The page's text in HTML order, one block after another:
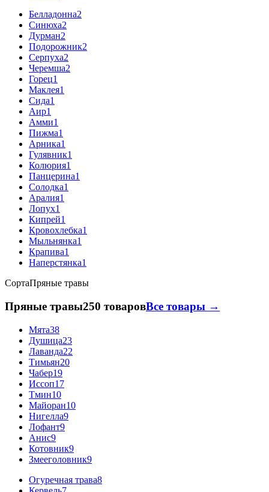
Белладонна2
Синюха2
Дурман2
Подорожник2
Серпуха2
Черемша2
Горец1
Маклея1
Сида1
Аир1
Амми1
Пижма1
Арника1
Гулявник1
Колюрия1
Панцерина1
Солодка1
Аралия1
Лопух1
Кипрей1
Кровохлебка1
Мыльнянка1
Крапива1
Наперстянка1
СортаПряные травы
Пряные травы250 товаровВсе товары →
Мята38
Душица23
Лаванда22
Тимьян20
Чабер19
Иссоп17
Тмин10
Майоран10
Нигелла9
Лофант9
Анис9
Котовник9
Змееголовник9
Огуречная трава8